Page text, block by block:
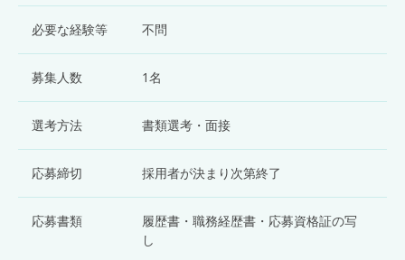
必要な経験等 不問
募集人数 1名
選考方法 書類選考・面接
応募締切 採用者が決まり次第終了
応募書類
履歴書・職務経歴書・応募資格証の写
し